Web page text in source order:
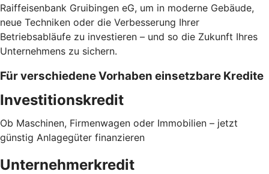
Raiffeisenbank Gruibingen eG, um in moderne Gebäude,
neue Techniken oder die Verbesserung Ihrer
Betriebsabläufe zu investieren – und so die Zukunft Ihres
Unternehmens zu sichern.
Für verschiedene Vorhaben einsetzbare Kredite
Investitionskredit
Ob Maschinen, Firmenwagen oder Immobilien – jetzt
günstig Anlagegüter finanzieren
Unternehmerkredit